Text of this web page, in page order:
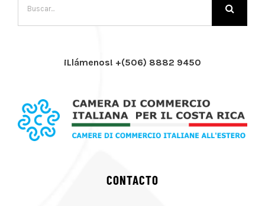
¡Llámenos! +(506) 8882 9450
CONTACTO